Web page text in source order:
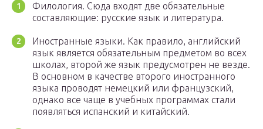
Филология. Сюда входят две обязательные
составляющие: русские язык и литература.
Иностранные языки. Как правило, английский
язык является обязательным предметом во всех
школах, второй же язык предусмотрен не везде.
В основном в качестве второго иностранного
языка проводят немецкий или французский,
однако все чаще в учебных программах стали
появляться испанский и китайский.